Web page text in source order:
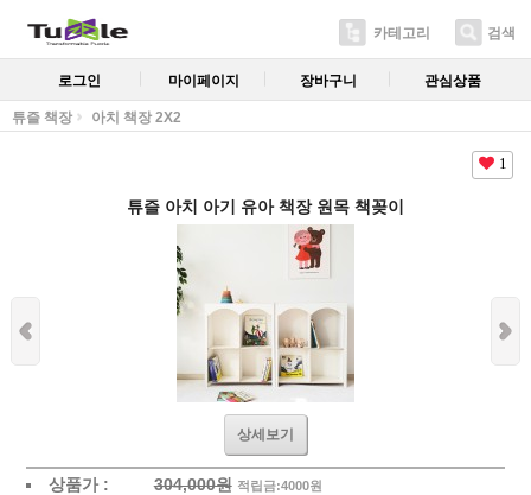
카테고리 검색
로그인 마이페이지 장바구니 관심상품
튜즐 책장 아치 책장 2X2
1
튜즐 아치 아기 유아 책장 원목 책꽂이
상세보기
상품가 : 304,000원 적립금:4000원